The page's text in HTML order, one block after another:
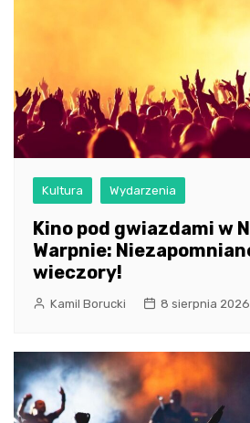
Kultura Wydarzenia
Kino pod gwiazdami w
Warpnie:
wieczory!
Kamil Borucki 8 sierpnia 2026